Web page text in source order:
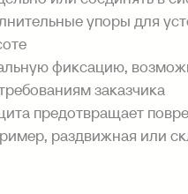
упоры для
фиксацию,
заказчика
предотвращает
раздвижная или